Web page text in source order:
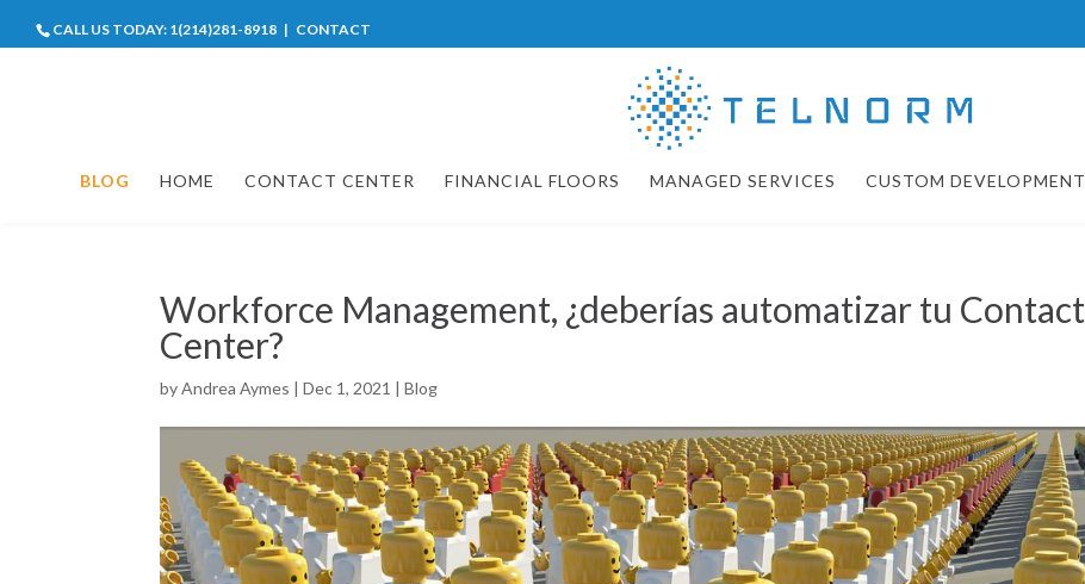
CALL US TODAY: 1(214)281-8918 | CONTACT
BLOG HOME CONTACT CENTER FINANCIAL FLOORS MANAGED SERVICES CUSTOM DEVELOPMENT
Workforce Management, ¿deberías automatizar tu Contact
Center?
byAndrea Aymes |Dec 1, 2021 |Blog